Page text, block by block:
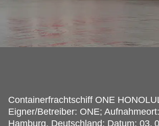
Containerfrachtschiff ONE
Eigner/Betreiber: ONE;
Hamburg, Deutschland; Datum: 03.